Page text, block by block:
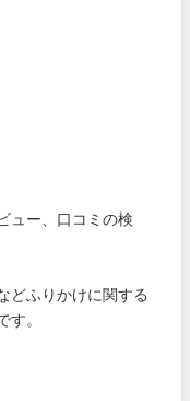
ュー、口コミの検
どふりかけに関する
す。